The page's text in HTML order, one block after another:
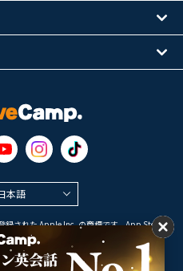
本語
された Apple Inc. の商標です。App Store は
スマークです。
LLC の商標です。